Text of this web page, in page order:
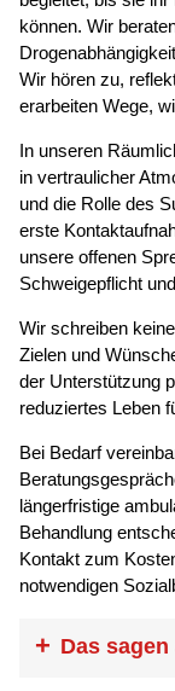
können. Wir
Wir hören zu,
erarbeiten Wege,
In unseren
in vertraulicher
und die Rolle des
erste
unsere offenen
Schweigepflicht
Wir schreiben
Zielen und
der Unterstützung
reduziertes Leben
Bei Bedarf
längerfristige
Behandlung
Kontakt zum
notwendigen
Das sagen